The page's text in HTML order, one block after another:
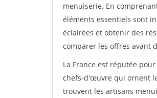
menuiserie. En
éléments essentiels sont
éclairées et obtenir des
comparer les offres avant
La France est réputée
chefs-d'œuvre qui ornent
trouvent les artisans